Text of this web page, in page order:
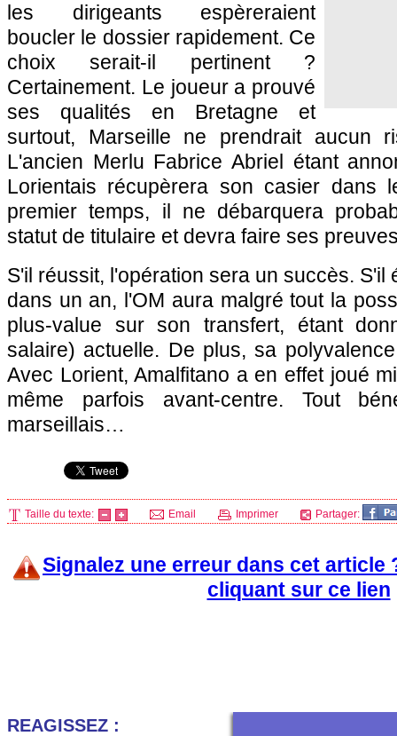
les dirigeants espèreraient
boucler le dossier rapidement. Ce
choix serait-il pertinent ?
Certainement. Le joueur a prouvé
ses qualités en Bretagne et
surtout, Marseille ne prendrait aucun
L'ancien Merlu Fabrice Abriel étant
Lorientais récupèrera son casier dans
premier temps, il ne débarquera
statut de titulaire et devra faire ses
S'il réussit, l'opération sera un succès. S'il
dans un an, l'OM aura malgré tout la
plus-value sur son transfert, étant
salaire) actuelle. De plus, sa
Avec Lorient, Amalfitano a en effet joué
même parfois avant-centre. Tout
marseillais…
Taille du texte: Email Imprimer Partager:
Signalez une erreur dans cet article
cliquant sur ce lien
REAGISSEZ :